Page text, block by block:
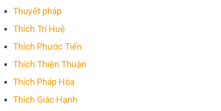
Thuyết pháp
Thích Trí Huệ
Thích Phước Tiến
Thích Thiện Thuận
Thích Pháp Hòa
Thích Giác Hạnh